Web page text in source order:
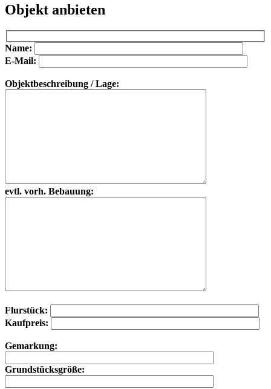
Objekt anbieten
Bitte lasse dieses Feld leer.
Bitte lasse dieses Feld leer.
Name:
E-Mail:
Objektbeschreibung / Lage:
evtl. vorh. Bebauung:
Flurstück:
Kaufpreis:
Gemarkung:
Grundstücksgröße: